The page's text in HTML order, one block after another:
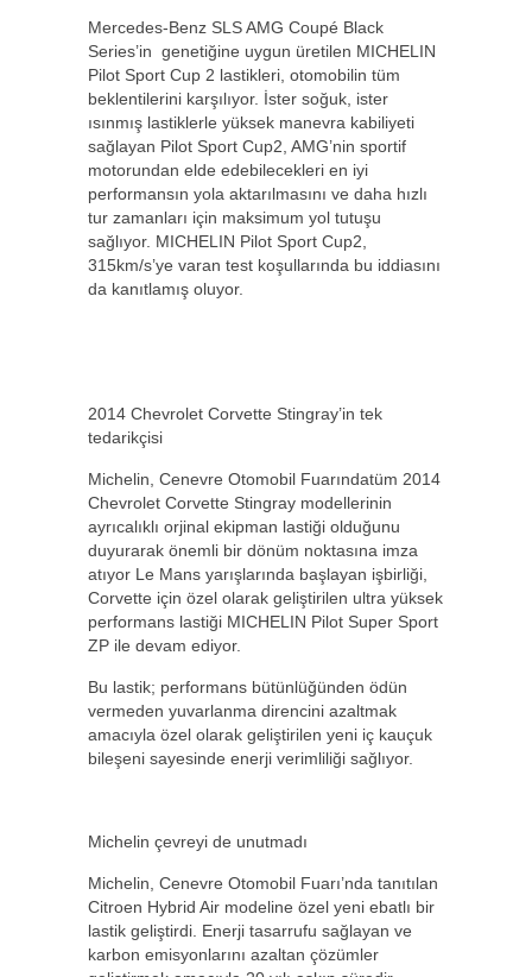
Mercedes-Benz SLS AMG Coupé Black
Series’in genetiğine uygun üretilen MICHELIN
Pilot Sport Cup 2 lastikleri, otomobilin tüm
beklentilerini karşılıyor. İster soğuk, ister
ısınmış lastiklerle yüksek manevra kabiliyeti
sağlayan Pilot Sport Cup2, AMG’nin sportif
motorundan elde edebilecekleri en iyi
performansın yola aktarılmasını ve daha hızlı
tur zamanları için maksimum yol tutuşu
sağlıyor. MICHELIN Pilot Sport Cup2,
315km/s’ye varan test koşullarında bu iddiasını
da kanıtlamış oluyor.
2014 Chevrolet Corvette Stingray’in tek
tedarikçisi
Michelin, Cenevre Otomobil Fuarındatüm 2014
Chevrolet Corvette Stingray modellerinin
ayrıcalıklı orjinal ekipman lastiği olduğunu
duyurarak önemli bir dönüm noktasına imza
atıyor Le Mans yarışlarında başlayan işbirliği,
Corvette için özel olarak geliştirilen ultra yüksek
performans lastiği MICHELIN Pilot Super Sport
ZP ile devam ediyor.
Bu lastik; performans bütünlüğünden ödün
vermeden yuvarlanma direncini azaltmak
amacıyla özel olarak geliştirilen yeni iç kauçuk
bileşeni sayesinde enerji verimliliği sağlıyor.
Michelin çevreyi de unutmadı
Michelin, Cenevre Otomobil Fuarı’nda tanıtılan
Citroen Hybrid Air modeline özel yeni ebatlı bir
lastik geliştirdi. Enerji tasarrufu sağlayan ve
karbon emisyonlarını azaltan çözümler